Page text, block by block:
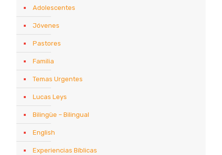
Adolescentes
Jóvenes
Pastores
Familia
Temas Urgentes
Lucas Leys
Bilingüe – Bilingual
English
Experiencias Bíblicas